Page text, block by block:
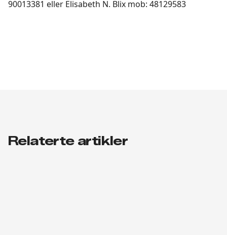
90013381 eller Elisabeth N. Blix mob: 48129583
Relaterte artikler